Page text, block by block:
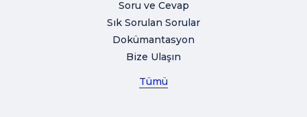
Soru ve Cevap
Sık Sorulan Sorular
Dokümantasyon
Bize Ulaşın
Tümü